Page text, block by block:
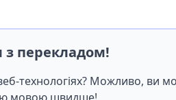
перекладом!
технологіях? Можливо, ви